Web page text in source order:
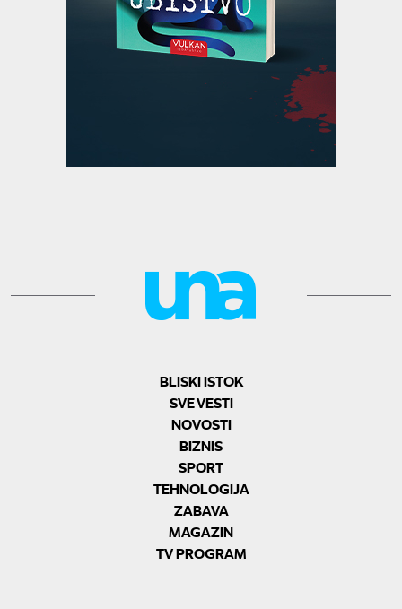
BLISKI ISTOK
SVE VESTI
NOVOSTI
BIZNIS
SPORT
TEHNOLOGIJA
ZABAVA
MAGAZIN
TV PROGRAM